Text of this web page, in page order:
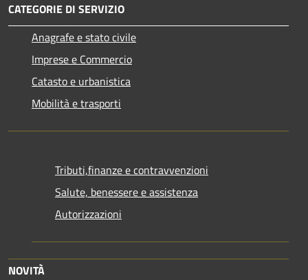
CATEGORIE DI SERVIZIO
Anagrafe e stato civile
Imprese e Commercio
Catasto e urbanistica
Mobilità e trasporti
Tributi,finanze e contravvenzioni
Salute, benessere e assistenza
Autorizzazioni
NOVITÀ